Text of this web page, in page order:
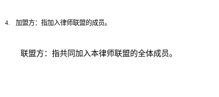
4. 加盟方：指加入律师联盟的成员。
联盟方：指共同加入本律师联盟的全体成员。